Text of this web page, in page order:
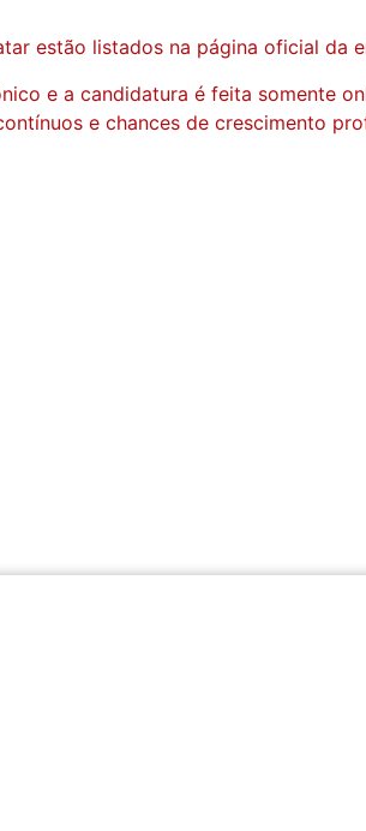
estão listados na página oficial da
e a candidatura é feita somente
e chances de crescimento